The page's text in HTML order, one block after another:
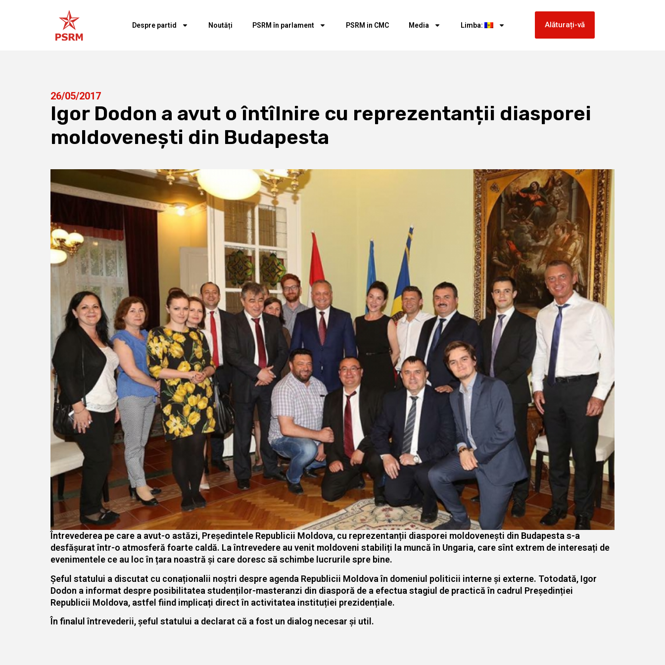
Despre partid Noutăți PSRM în parlament PSRM in CMC Media Limba: Alăturați-vă
26/05/2017
Igor Dodon a avut o întîlnire cu reprezentanții diasporei
moldovenești din Budapesta
Întrevederea pe care a avut-o astăzi, Președintele Republicii Moldova, cu reprezentanții diasporei moldovenești din Budapesta s-a
desfășurat într-o atmosferă foarte caldă. La întrevedere au venit moldoveni stabiliți la muncă în Ungaria, care sînt extrem de interesați de
evenimentele ce au loc în țara noastră și care doresc să schimbe lucrurile spre bine.
Șeful statului a discutat cu conaționalii noștri despre agenda Republicii Moldova în domeniul politicii interne și externe. Totodată, Igor
Dodon a informat despre posibilitatea studenților-masteranzi din diasporă de a efectua stagiul de practică în cadrul Președinției
Republicii Moldova, astfel fiind implicați direct în activitatea instituției prezidențiale.
În finalul întrevederii, șeful statului a declarat că a fost un dialog necesar și util.